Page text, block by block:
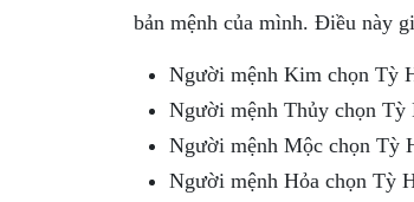
bản mệnh của mình. Điều này
Người mệnh Kim chọn Tỳ
Người mệnh Thủy chọn Tỳ
Người mệnh Mộc chọn Tỳ
Người mệnh Hỏa chọn Tỳ